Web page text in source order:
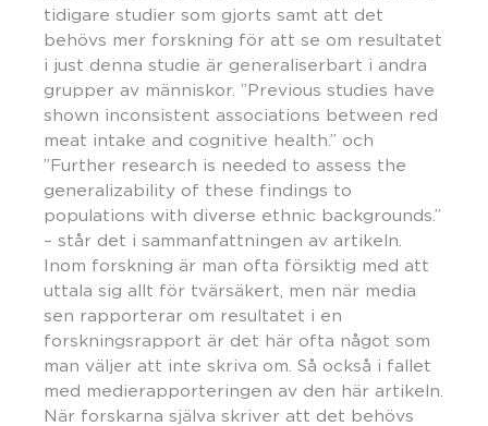
tidigare studier som gjorts samt att det
behövs mer forskning för att se om resultatet
i just denna studie är generaliserbart i andra
grupper av människor. ”Previous studies have
shown inconsistent associations between red
meat intake and cognitive health.” och
”Further research is needed to assess the
generalizability of these findings to
populations with diverse ethnic backgrounds.”
– står det i sammanfattningen av artikeln.
Inom forskning är man ofta försiktig med att
uttala sig allt för tvärsäkert, men när media
sen rapporterar om resultatet i en
forskningsrapport är det här ofta något som
man väljer att inte skriva om. Så också i fallet
med medierapporteringen av den här artikeln.
När forskarna själva skriver att det behövs